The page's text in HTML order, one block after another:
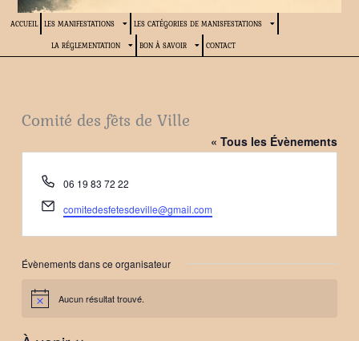
ACCUEIL LES MANIFESTATIONS LES CATÉGORIES DE MANISFESTATIONS
LA RÉGLEMENTATION BON À SAVOIR CONTACT
Comité des fêts de Ville
« Tous les Évènements
Téléphone
06 19 83 72 22
Email
comitedesfetesdeville@gmail.com
Évènements dans ce organisateur
Notice Aucun résultat trouvé.